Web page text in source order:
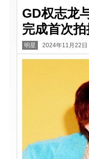
GD权志龙
完成首次
明星 2024年11月22